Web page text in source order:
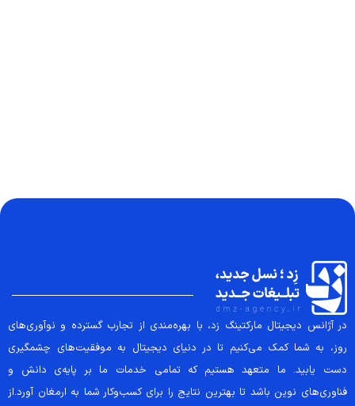
در آژانس دیجیتال مارکتینگ زد، با بهره‌مندی از تجارب گسترده و نوآوری‌های
روز، به شما کمک می‌کنیم تا در دنیای دیجیتال به موفقیت‌های چشمگیری
دست یابید. ما متعهد هستیم که تمامی خدمات ما بر پایه‌ی دانش و
فناوری‌های نوین باشد تا بهترین نتایج را برای کسب‌وکار شما به ارمغان آورد.از